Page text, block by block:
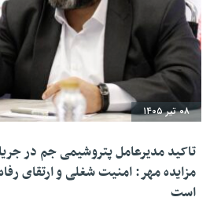
۰۸ تیر ۱۴۰۵
تاکید مدیرعامل پتروشیمی جم در
مزایده مهر: امنیت شغلی و ارتقای
است